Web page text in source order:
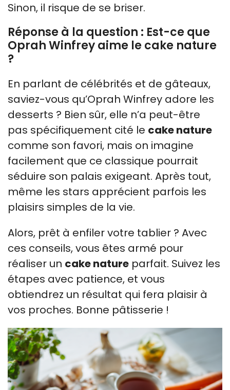
Sinon, il risque de se briser.
Réponse à la question : Est-ce que
Oprah Winfrey aime le cake nature
?
En parlant de célébrités et de gâteaux,
saviez-vous qu’Oprah Winfrey adore les
desserts ? Bien sûr, elle n’a peut-être
pas spécifiquement cité le cake nature
comme son favori, mais on imagine
facilement que ce classique pourrait
séduire son palais exigeant. Après tout,
même les stars apprécient parfois les
plaisirs simples de la vie.
Alors, prêt à enfiler votre tablier ? Avec
ces conseils, vous êtes armé pour
réaliser un cake nature parfait. Suivez les
étapes avec patience, et vous
obtiendrez un résultat qui fera plaisir à
vos proches. Bonne pâtisserie !